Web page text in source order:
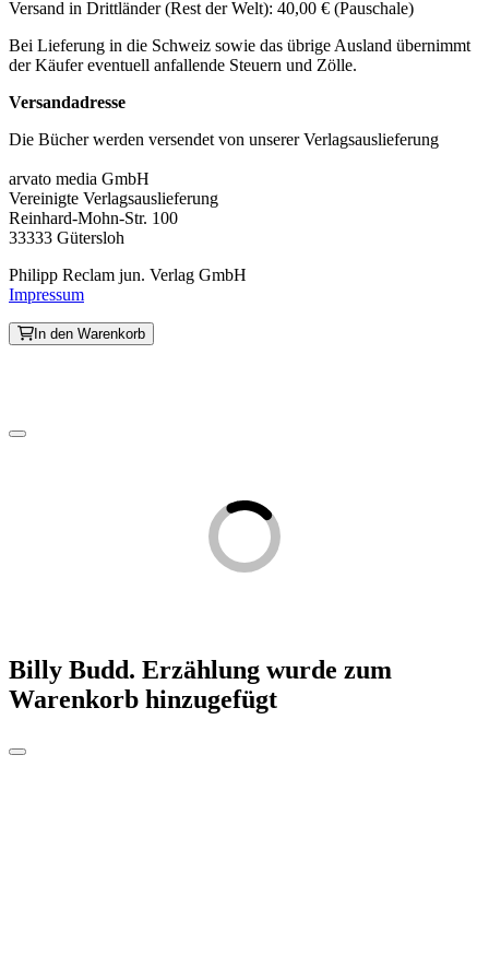
Versand in Drittländer (Rest der Welt): 40,00 € (Pauschale)
Bei Lieferung in die Schweiz sowie das übrige Ausland übernimmt
der Käufer eventuell anfallende Steuern und Zölle.
Versandadresse
Die Bücher werden versendet von unserer Verlagsauslieferung
arvato media GmbH
Vereinigte Verlagsauslieferung
Reinhard-Mohn-Str. 100
33333 Gütersloh
Philipp Reclam jun. Verlag GmbH
Impressum
In den Warenkorb
Billy Budd. Erzählung wurde zum
Warenkorb hinzugefügt